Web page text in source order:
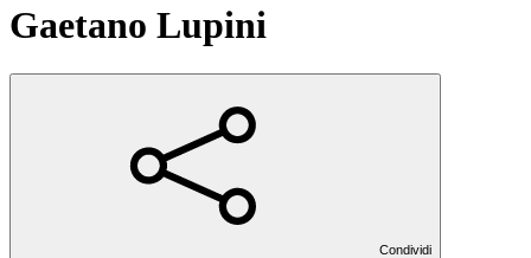
Gaetano Lupini
Condividi